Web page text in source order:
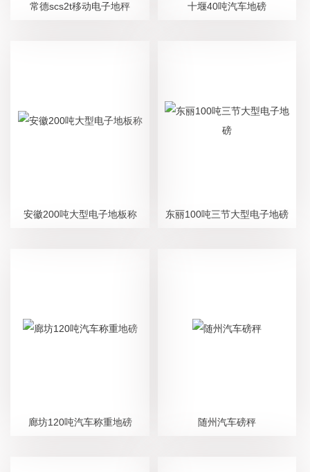
常德scs2t移动电子地秤 十堰40吨汽车地磅
安徽200吨大型电子地板称 东丽100吨三节大型电子地磅
廊坊120吨汽车称重地磅 随州汽车磅秤